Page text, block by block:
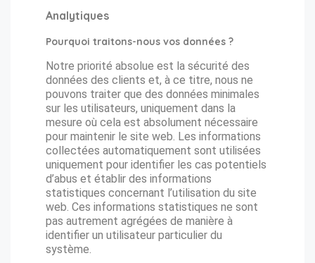
Analytiques
Pourquoi traitons-nous vos données ?
Notre priorité absolue est la sécurité des
données des clients et, à ce titre, nous ne
pouvons traiter que des données minimales
sur les utilisateurs, uniquement dans la
mesure où cela est absolument nécessaire
pour maintenir le site web. Les informations
collectées automatiquement sont utilisées
uniquement pour identifier les cas potentiels
d’abus et établir des informations
statistiques concernant l’utilisation du site
web. Ces informations statistiques ne sont
pas autrement agrégées de manière à
identifier un utilisateur particulier du
système.